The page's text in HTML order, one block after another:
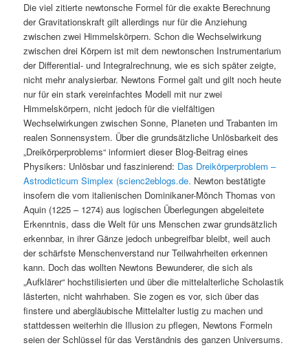
Die viel zitierte newtonsche Formel für die exakte Berechnung
der Gravitationskraft gilt allerdings nur für die Anziehung
zwischen zwei Himmelskörpern. Schon die Wechselwirkung
zwischen drei Körpern ist mit dem newtonschen Instrumentarium
der Differential- und Integralrechnung, wie es sich später zeigte,
nicht mehr analysierbar. Newtons Formel galt und gilt noch heute
nur für ein stark vereinfachtes Modell mit nur zwei
Himmelskörpern, nicht jedoch für die vielfältigen
Wechselwirkungen zwischen Sonne, Planeten und Trabanten im
realen Sonnensystem. Über die grundsätzliche Unlösbarkeit des
„Dreikörperproblems“ informiert dieser Blog-Beitrag eines
Physikers: Unlösbar und faszinierend: Das Dreikörperproblem –
Astrodicticum Simplex (scienc2eblogs.de. Newton bestätigte
insofern die vom italienischen Dominikaner-Mönch Thomas von
Aquin (1225 – 1274) aus logischen Überlegungen abgeleitete
Erkenntnis, dass die Welt für uns Menschen zwar grundsätzlich
erkennbar, in ihrer Gänze jedoch unbegreifbar bleibt, weil auch
der schärfste Menschenverstand nur Teilwahrheiten erkennen
kann. Doch das wollten Newtons Bewunderer, die sich als
„Aufklärer“ hochstilisierten und über die mittelalterliche Scholastik
lästerten, nicht wahrhaben. Sie zogen es vor, sich über das
finstere und abergläubische Mittelalter lustig zu machen und
stattdessen weiterhin die Illusion zu pflegen, Newtons Formeln
seien der Schlüssel für das Verständnis des ganzen Universums.